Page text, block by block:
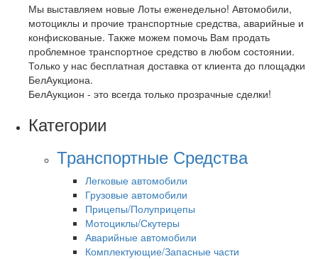
Мы выставляем новые Лоты еженедельно! Автомобили,
мотоциклы и прочие транспортные средства, аварийные и
конфискованые. Также можем помочь Вам продать
проблемное транспортное средство в любом состоянии.
Только у нас бесплатная доставка от клиента до площадки
БелАукциона.
БелАукцион - это всегда только прозрачные сделки!
Категории
Транспортные Средства
Легковые автомобили
Грузовые автомобили
Прицепы/Полуприцепы
Мотоциклы/Скутеры
Аварийные автомобили
Комплектующие/Запасные части